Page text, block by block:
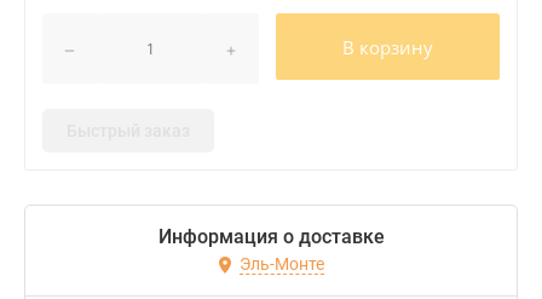
В корзину
Информация о доставке
Эль-Монте